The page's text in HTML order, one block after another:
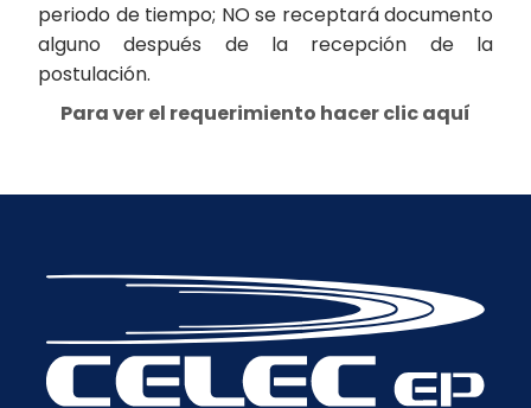
periodo de tiempo; NO se receptará documento
alguno después de la recepción de la
postulación.
Para ver el requerimiento hacer clic aquí